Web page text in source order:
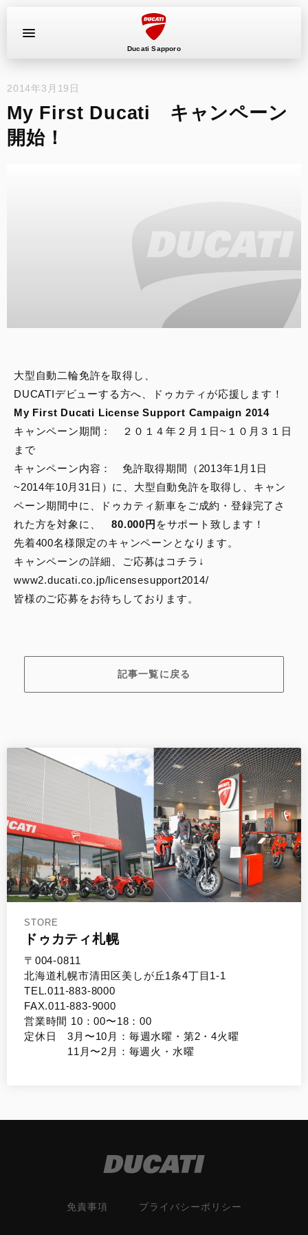
Ducati Sapporo
イベント
中古車
スタッフ
DUCATI OWNER’S CLUB
お支払いシミュレーション
お問合せ
2014年3月19日
My First Ducati キャンペーン
開始！
大型自動二輪免許を取得し、
DUCATIデビューする方へ、ドゥカティが応援します！
My First Ducati License Support Campaign 2014
キャンペーン期間： ２０１４年２月１日~１０月３１日
まで
キャンペーン内容： 免許取得期間（2013年1月1日
~2014年10月31日）に、大型自動免許を取得し、キャン
ペーン期間中に、ドゥカティ新車をご成約・登録完了さ
れた方を対象に、
80.000円 をサポート致します！
先着400名様限定のキャンペーンとなります。
キャンペーンの詳細、ご応募はコチラ↓
www2.ducati.co.jp/licensesupport2014/
皆様のご応募をお待ちしております。
記事一覧に戻る
STORE
ドゥカティ札幌
〒004-0811
北海道札幌市清田区美しが丘1条4丁目1-1
TEL.011-883-8000
FAX.011-883-9000
営業時間 10：00〜18：00
定休日 3月〜10月：毎週水曜・第2・4火曜
11月〜2月：毎週火・水曜
免責事項 プライバシーポリシー